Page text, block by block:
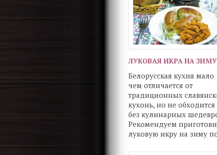
ЛУКОВАЯ ИКРА НА ЗИМУ
Белорусская кухня мало
чем отличается от
традиционных
кухонь, но не
без кулинарных
Рекомендуем
луковую икру на зиму